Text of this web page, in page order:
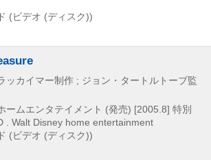
(ビデオ (ディスク))
ッカイマー制作 ; ジョン・タートルトーブ監
ームエンタテイメント (発売) [2005.8] 特別
. Walt Disney home entertainment
(ビデオ (ディスク))